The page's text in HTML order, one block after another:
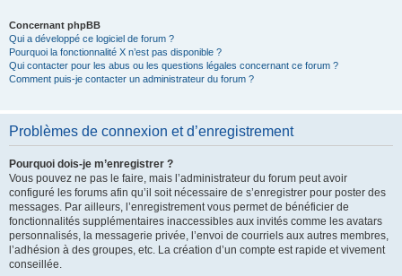
Concernant phpBB
Qui a développé ce logiciel de forum ?
Pourquoi la fonctionnalité X n’est pas disponible ?
Qui contacter pour les abus ou les questions légales concernant ce forum ?
Comment puis-je contacter un administrateur du forum ?
Problèmes de connexion et d’enregistrement
Pourquoi dois-je m’enregistrer ?
Vous pouvez ne pas le faire, mais l’administrateur du forum peut avoir
configuré les forums afin qu’il soit nécessaire de s’enregistrer pour poster des
messages. Par ailleurs, l’enregistrement vous permet de bénéficier de
fonctionnalités supplémentaires inaccessibles aux invités comme les avatars
personnalisés, la messagerie privée, l’envoi de courriels aux autres membres,
l’adhésion à des groupes, etc. La création d’un compte est rapide et vivement
conseillée.